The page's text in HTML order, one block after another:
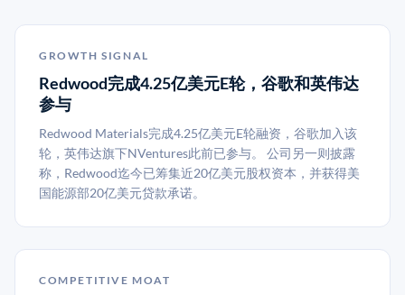
GROWTH SIGNAL
Redwood完成4.25亿美元E轮，谷歌和英伟达
参与
Redwood Materials完成4.25亿美元E轮融资，谷歌加入该
轮，英伟达旗下NVentures此前已参与。 公司另一则披露
称，Redwood迄今已筹集近20亿美元股权资本，并获得美
国能源部20亿美元贷款承诺。
COMPETITIVE MOAT